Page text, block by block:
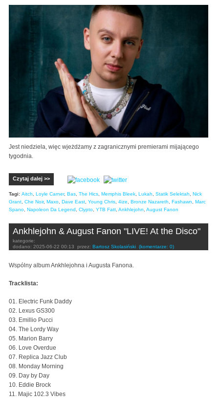
Jest niedziela, więc wjeżdżamy z zagranicznymi premierami mijającego
tygodnia.
Czytaj dalej >>
Tagi: Aitch Loyle Carner, Bas The Hics Memphis Bleek Lukah Statik Selektah
Nick
Grant Che Noir, Maxo Dave East Young Chris 4ize Bronze Nazareth Fashawn
Marc
Spano Napoleon Da Legend Clypto YTB Fatt Ankhlejohn August Fanon
Ankhlejohn & August Fanon "LIVE! At the Disco"
kategorie:
dodano: 2025-06-22 00:13 przez: Bartosz Skolasiński (komentarze: 0)
Wspólny album Ankhlejohna i Augusta Fanona.
Tracklista:
01. Electric Funk Daddy
02. Lexus GS300
03. Emillio Pucci
04. The Lordy Way
05. Marion Barry
06. Love Overdue
07. Replica Jazz Club
08. Monday Morning
09. Day by Day
10. Eddie Brock
11. Majic 102.3 Vibes